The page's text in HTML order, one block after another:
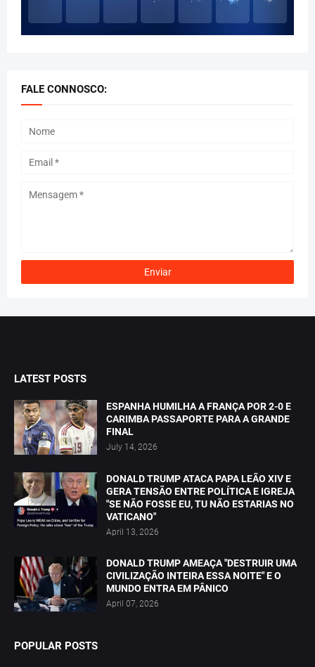
FALE CONNOSCO:
LATEST POSTS
ESPANHA HUMILHA A FRANÇA POR 2-0 E
CARIMBA PASSAPORTE PARA A GRANDE
FINAL
July 14, 2026
DONALD TRUMP ATACA PAPA LEÃO XIV E
GERA TENSÃO ENTRE POLÍTICA E IGREJA
"SE NÃO FOSSE EU, TU NÃO ESTARIAS NO
VATICANO"
April 13, 2026
DONALD TRUMP AMEAÇA "DESTRUIR UMA
CIVILIZAÇÃO INTEIRA ESSA NOITE" E O
MUNDO ENTRA EM PÂNICO
April 07, 2026
POPULAR POSTS